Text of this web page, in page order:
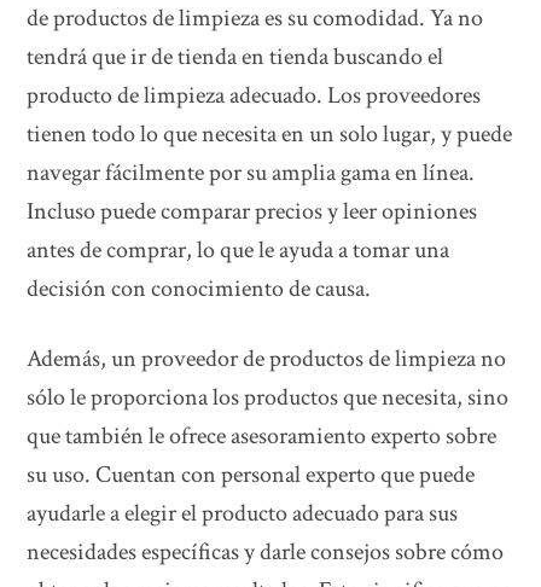
de productos de limpieza es su comodidad. Ya no
tendrá que ir de tienda en tienda buscando el
producto de limpieza adecuado. Los proveedores
tienen todo lo que necesita en un solo lugar, y puede
navegar fácilmente por su amplia gama en línea.
Incluso puede comparar precios y leer opiniones
antes de comprar, lo que le ayuda a tomar una
decisión con conocimiento de causa.
Además, un proveedor de productos de limpieza no
sólo le proporciona los productos que necesita, sino
que también le ofrece asesoramiento experto sobre
su uso. Cuentan con personal experto que puede
ayudarle a elegir el producto adecuado para sus
necesidades específicas y darle consejos sobre cómo